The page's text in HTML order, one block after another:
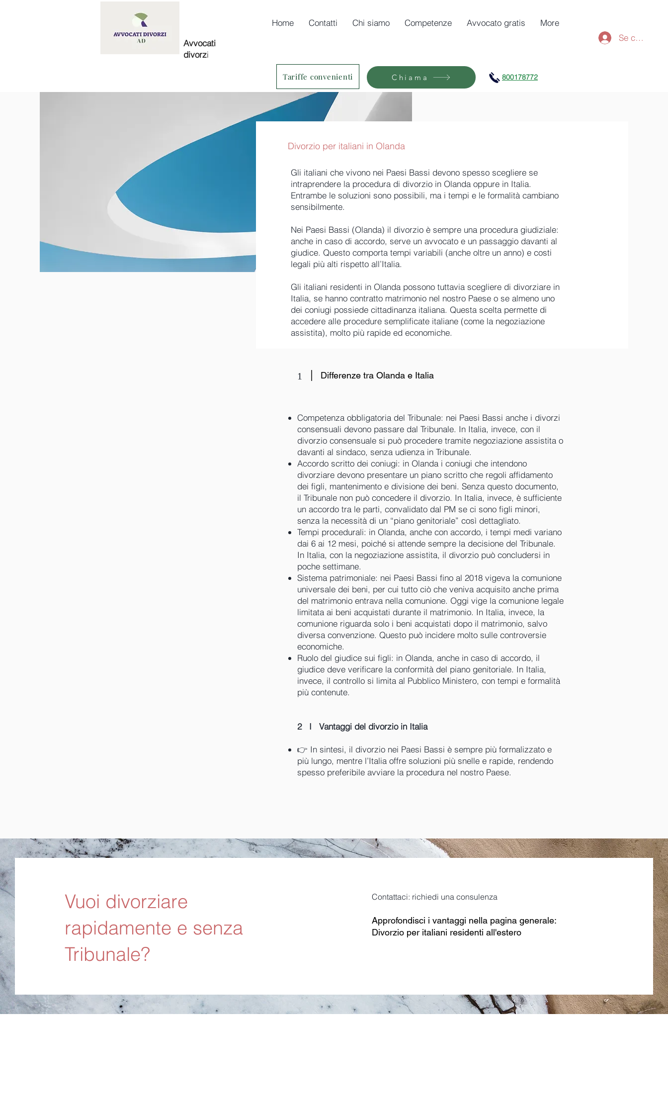
Home Contatti Chi siamo Competenze Avvocato gratis
More
Avvocati
divorzi
Tariffe convenienti Chiama 800178772
Se connecter
Divorzio per italiani in Olanda
Gli italiani che vivono nei Paesi Bassi devono spesso scegliere se
intraprendere la procedura di divorzio in Olanda oppure in Italia.
Entrambe le soluzioni sono possibili, ma i tempi e le formalità cambiano
sensibilmente.
Nei Paesi Bassi (Olanda) il divorzio è sempre una procedura giudiziale:
anche in caso di accordo, serve un avvocato e un passaggio davanti al
giudice. Questo comporta tempi variabili (anche oltre un anno) e costi
legali più alti rispetto all’Italia.
Gli italiani residenti in Olanda possono tuttavia scegliere di divorziare in
Italia, se hanno contratto matrimonio nel nostro Paese o se almeno uno
dei coniugi possiede cittadinanza italiana. Questa scelta permette di
accedere alle procedure semplificate italiane (come la negoziazione
assistita), molto più rapide ed economiche.
1 Differenze tra Olanda e Italia
Competenza obbligatoria del Tribunale: nei Paesi Bassi anche i divorzi
consensuali devono passare dal Tribunale. In Italia, invece, con il
divorzio consensuale si può procedere tramite negoziazione assistita o
davanti al sindaco, senza udienza in Tribunale.
Accordo scritto dei coniugi: in Olanda i coniugi che intendono
divorziare devono presentare un piano scritto che regoli affidamento
dei figli, mantenimento e divisione dei beni. Senza questo documento,
il Tribunale non può concedere il divorzio. In Italia, invece, è sufficiente
un accordo tra le parti, convalidato dal PM se ci sono figli minori,
senza la necessità di un “piano genitoriale” così dettagliato.
Tempi procedurali: in Olanda, anche con accordo, i tempi medi variano
dai 6 ai 12 mesi, poiché si attende sempre la decisione del Tribunale.
In Italia, con la negoziazione assistita, il divorzio può concludersi in
poche settimane.
Sistema patrimoniale: nei Paesi Bassi fino al 2018 vigeva la comunione
universale dei beni, per cui tutto ciò che veniva acquisito anche prima
del matrimonio entrava nella comunione. Oggi vige la comunione legale
limitata ai beni acquistati durante il matrimonio. In Italia, invece, la
comunione riguarda solo i beni acquistati dopo il matrimonio, salvo
diversa convenzione. Questo può incidere molto sulle controversie
economiche.
Ruolo del giudice sui figli: in Olanda, anche in caso di accordo, il
giudice deve verificare la conformità del piano genitoriale. In Italia,
invece, il controllo si limita al Pubblico Ministero, con tempi e formalità
più contenute.​
2 I Vantaggi del divorzio in Italia
👉 In sintesi, il divorzio nei Paesi Bassi è sempre più formalizzato e
più lungo, mentre l’Italia offre soluzioni più snelle e rapide, rendendo
spesso preferibile avviare la procedura nel nostro Paese.
Vuoi divorziare
rapidamente e senza
Tribunale?
Contattaci: richiedi una consulenza
Approfondisci i vantaggi nella pagina generale:
Divorzio per italiani residenti all'estero